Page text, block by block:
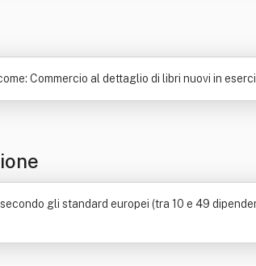
Commercio al dettaglio di libri nuovi in
gli standard europei (tra 10 e 49